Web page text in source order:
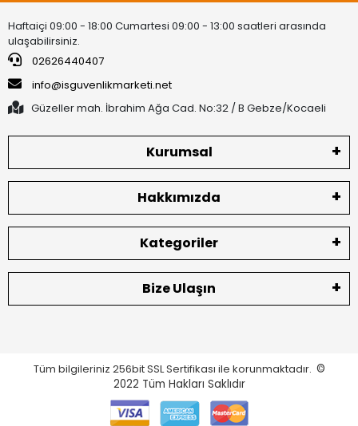
Haftaiçi 09:00 - 18:00 Cumartesi 09:00 - 13:00 saatleri arasında
ulaşabilirsiniz.
02626440407
info@isguvenlikmarketi.net
Güzeller mah. İbrahim Ağa Cad. No:32 / B Gebze/Kocaeli
Kurumsal
Hakkımızda
Kategoriler
Bize Ulaşın
Tüm bilgileriniz 256bit SSL Sertifikası ile korunmaktadır. ©
2022 Tüm Hakları Saklıdır